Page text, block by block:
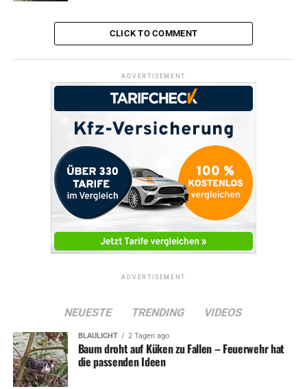
CLICK TO COMMENT
ADVERTISEMENT
ADVERTISEMENT
NEUESTE TRENDING VIDEOS
BLAULICHT 2 Tagen ago
Baum droht auf Küken zu Fallen – Feuerwehr hat
die passenden Ideen